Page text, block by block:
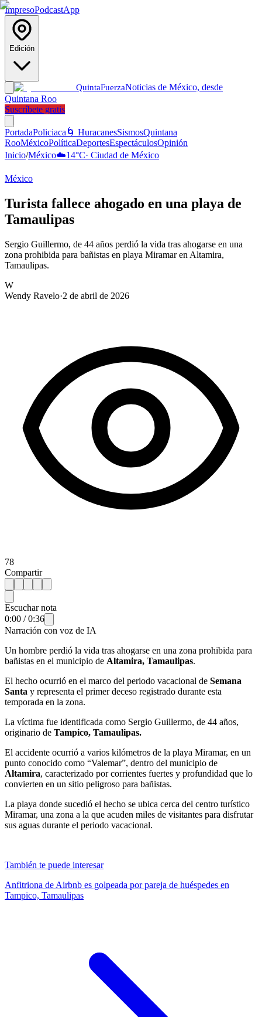
ImpresoPodcastApp
Edición
QuintaFuerzaNoticias de México, desde
Quintana Roo
Suscríbete gratis
PortadaPoliciaca 🌀 HuracanesSismosQuintana
RooMéxicoPolíticaDeportesEspectáculosOpinión
Inicio/México☁️14°C· Ciudad de México
México
Turista fallece ahogado en una playa de
Tamaulipas
Sergio Guillermo, de 44 años perdió la vida tras ahogarse en una
zona prohibida para bañistas en playa Miramar en Altamira,
Tamaulipas.
W
Wendy Ravelo·2 de abril de 2026
78
Compartir
Escuchar nota
0:00 /0:36
Narración con voz de IA
Un hombre perdió la vida tras ahogarse en una zona prohibida para
bañistas en el municipio de Altamira, Tamaulipas.
El hecho ocurrió en el marco del periodo vacacional de Semana
Santa y representa el primer deceso registrado durante esta
temporada en la zona.
La víctima fue identificada como Sergio Guillermo, de 44 años,
originario de Tampico, Tamaulipas.
El accidente ocurrió a varios kilómetros de la playa Miramar, en un
punto conocido como “Valemar”, dentro del municipio de
Altamira, caracterizado por corrientes fuertes y profundidad que lo
convierten en un sitio peligroso para bañistas.
La playa donde sucedió el hecho se ubica cerca del centro turístico
Miramar, una zona a la que acuden miles de visitantes para disfrutar
sus aguas durante el periodo vacacional.
También te puede interesar
Anfitriona de Airbnb es golpeada por pareja de huéspedes en
Tampico, Tamaulipas